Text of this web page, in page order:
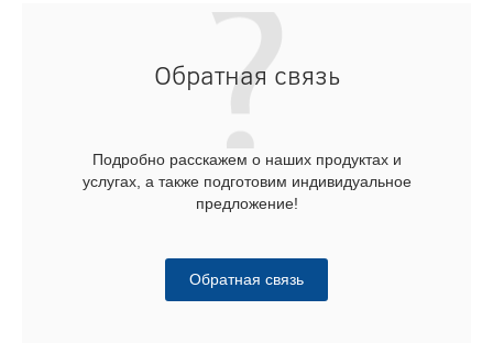
Обратная связь
Подробно расскажем о наших продуктах и
услугах, а также подготовим индивидуальное
предложение!
Обратная связь